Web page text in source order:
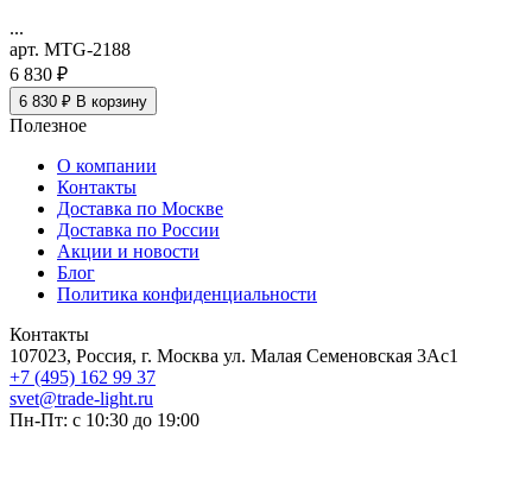
...
арт. MTG-2188
6 830 ₽
6 830 ₽ В корзину
Полезное
О компании
Контакты
Доставка по Москве
Доставка по России
Акции и новости
Блог
Политика конфиденциальности
Контакты
107023, Россия, г. Москва ул. Малая Семеновская 3Ас1
+7 (495) 162 99 37
svet@trade-light.ru
Пн-Пт: с 10:30 до 19:00